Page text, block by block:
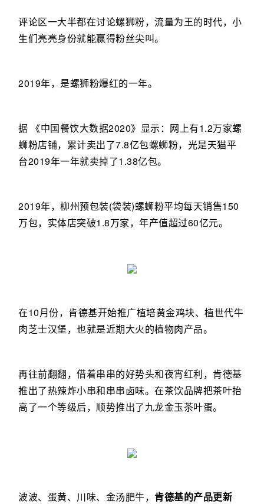
评论区一大半都在讨论螺狮粉，流量为王的时代，小
生们亮亮身份就能赢得粉丝尖叫。
2019年，是螺狮粉爆红的一年。
据 《中国餐饮大数据2020》显示：网上有1.2万家螺
蛳粉店铺，累计卖出了7.8亿包螺蛳粉，光是天猫平
台2019年一年就卖掉了1.38亿包。
2019年，柳州预包装(袋装)螺蛳粉平均每天销售150
万包，实体店突破1.8万家，年产值超过60亿元。
在10月份，肯德基开始推广植培黄金鸡块、植世代牛
肉芝士汉堡，也就是近期大火的植物肉产品。
再往前翻翻，借着串串的好势头和夜宵红利，肯德基
推出了热辣炸小串和串串卤味。在茶饮品牌把茶叶抬
高了一个等级后，顺势推出了九龙金玉茶叶蛋。
波波、蛋黄、川味、金汤肥牛， 肯德基的产品更新